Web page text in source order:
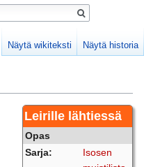
Leirille lähtiessä
Opas
Sarja:
Isosen
Näytä wikiteksti Näytä historia